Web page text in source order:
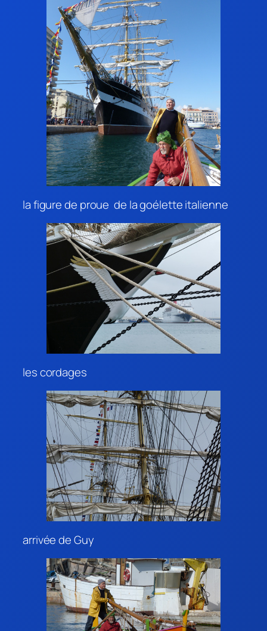
la figure de proue de la goélette italienne
les cordages
arrivée de Guy